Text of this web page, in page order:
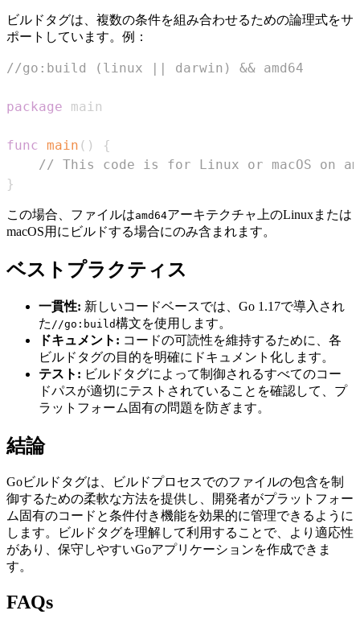
ビルドタグは、複数の条件を組み合わせるための論理式をサ
ポートしています。例：
//go:build (linux || darwin) && amd64
package
func main ( )
{
// This code is for Linux or macOS on
}
この場合、ファイルはamd64アーキテクチャ上のLinuxまたは
macOS用にビルドする場合にのみ含まれます。
ベストプラクティス
一貫性: 新しいコードベースでは、Go 1.17で導入され
た //go:build構文を使用します。
ドキュメント: コードの可読性を維持するために、各
ビルドタグの目的を明確にドキュメント化します。
テスト: ビルドタグによって制御されるすべてのコー
ドパスが適切にテストされていることを確認して、プ
ラットフォーム固有の問題を防ぎます。
結論
Goビルドタグは、ビルドプロセスでのファイルの包含を制
御するための柔軟な方法を提供し、開発者がプラットフォー
ム固有のコードと条件付き機能を効果的に管理できるように
します。ビルドタグを理解して利用することで、より適応性
があり、保守しやすいGoアプリケーションを作成できま
す。
FAQs